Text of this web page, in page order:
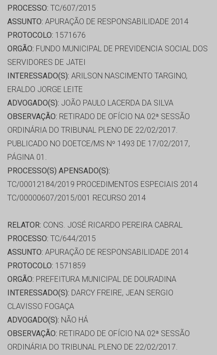
PROCESSO: TC/607/2015
ASSUNTO: APURAÇÃO DE RESPONSABILIDADE 2014
PROTOCOLO: 1571676
ORGÃO: FUNDO MUNICIPAL DE PREVIDENCIA SOCIAL DOS
SERVIDORES DE JATEI
INTERESSADO(S): ARILSON NASCIMENTO TARGINO,
ERALDO JORGE LEITE
ADVOGADO(S): JOÃO PAULO LACERDA DA SILVA
OBSERVAÇÃO: RETIRADO DE OFÍCIO NA 02ª SESSÃO
ORDINÁRIA DO TRIBUNAL PLENO DE 22/02/2017.
PUBLICADO NO DOETCE/MS Nº 1493 DE 17/02/2017,
PÁGINA 01.
PROCESSO(S) APENSADO(S):
TC/00012184/2019 PROCEDIMENTOS ESPECIAIS 2014
TC/00000607/2015/001 RECURSO 2014
RELATOR: CONS. JOSÉ RICARDO PEREIRA CABRAL
PROCESSO: TC/644/2015
ASSUNTO: APURAÇÃO DE RESPONSABILIDADE 2014
PROTOCOLO: 1571859
ORGÃO: PREFEITURA MUNICIPAL DE DOURADINA
INTERESSADO(S): DARCY FREIRE, JEAN SERGIO
CLAVISSO FOGAÇA
ADVOGADO(S): NÃO HÁ
OBSERVAÇÃO: RETIRADO DE OFÍCIO NA 02ª SESSÃO
ORDINÁRIA DO TRIBUNAL PLENO DE 22/02/2017.